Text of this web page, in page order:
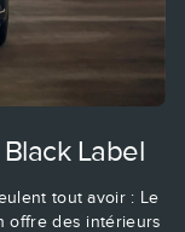
Label
tout avoir : Le
offre des intérieurs